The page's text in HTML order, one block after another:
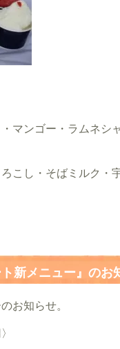
マンゴー・ラムネシ
こし・そばミルク
ト新メニュー』のお
お知らせ。